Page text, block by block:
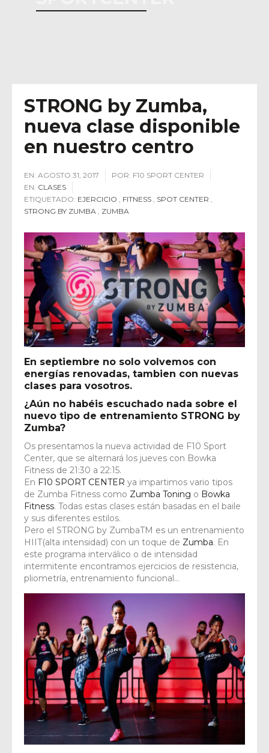
STRONG by Zumba,
nueva clase disponible
en nuestro centro
EN: AGOSTO 31, 2017 POR: F10 SPORT CENTER
EN: CLASES
ETIQUETADO: EJERCICIO FITNESS SPOT CENTER
STRONG BY ZUMBA
ZUMBA
En septiembre no solo volvemos con
energías renovadas, tambien con nuevas
clases para vosotros.
¿Aún no habéis escuchado nada sobre el
nuevo tipo de entrenamiento STRONG by
Zumba?
Os presentamos la nueva actividad de F10 Sport
Center, que se alternará los jueves con Bowka
Fitness de 21:30 a 22:15.
En F10 SPORT CENTER ya impartimos vario tipos
de Zumba Fitness como Zumba Toning o Bowka
Fitness. Todas estas clases están basadas en el baile
y sus diferentes estilos.
Pero el STRONG by ZumbaTM es un entrenamiento
HIIT(alta intensidad) con un toque de Zumba. En
este programa interválico o de intensidad
intermitente encontramos ejercicios de resistencia,
pliometría, entrenamiento funcional…